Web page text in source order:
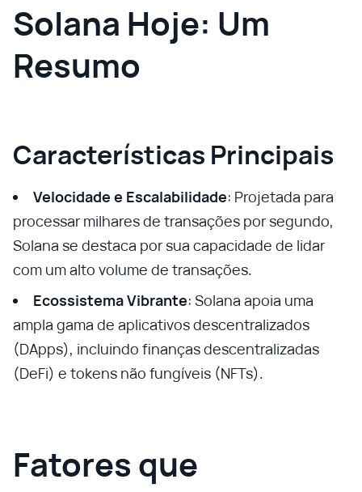
Solana Hoje: Um
Resumo
Características Principais
Velocidade e Escalabilidade: Projetada para
processar milhares de transações por segundo,
Solana se destaca por sua capacidade de lidar
com um alto volume de transações.
Ecossistema Vibrante: Solana apoia uma
ampla gama de aplicativos descentralizados
(DApps), incluindo finanças descentralizadas
(DeFi) e tokens não fungíveis (NFTs).
Fatores que